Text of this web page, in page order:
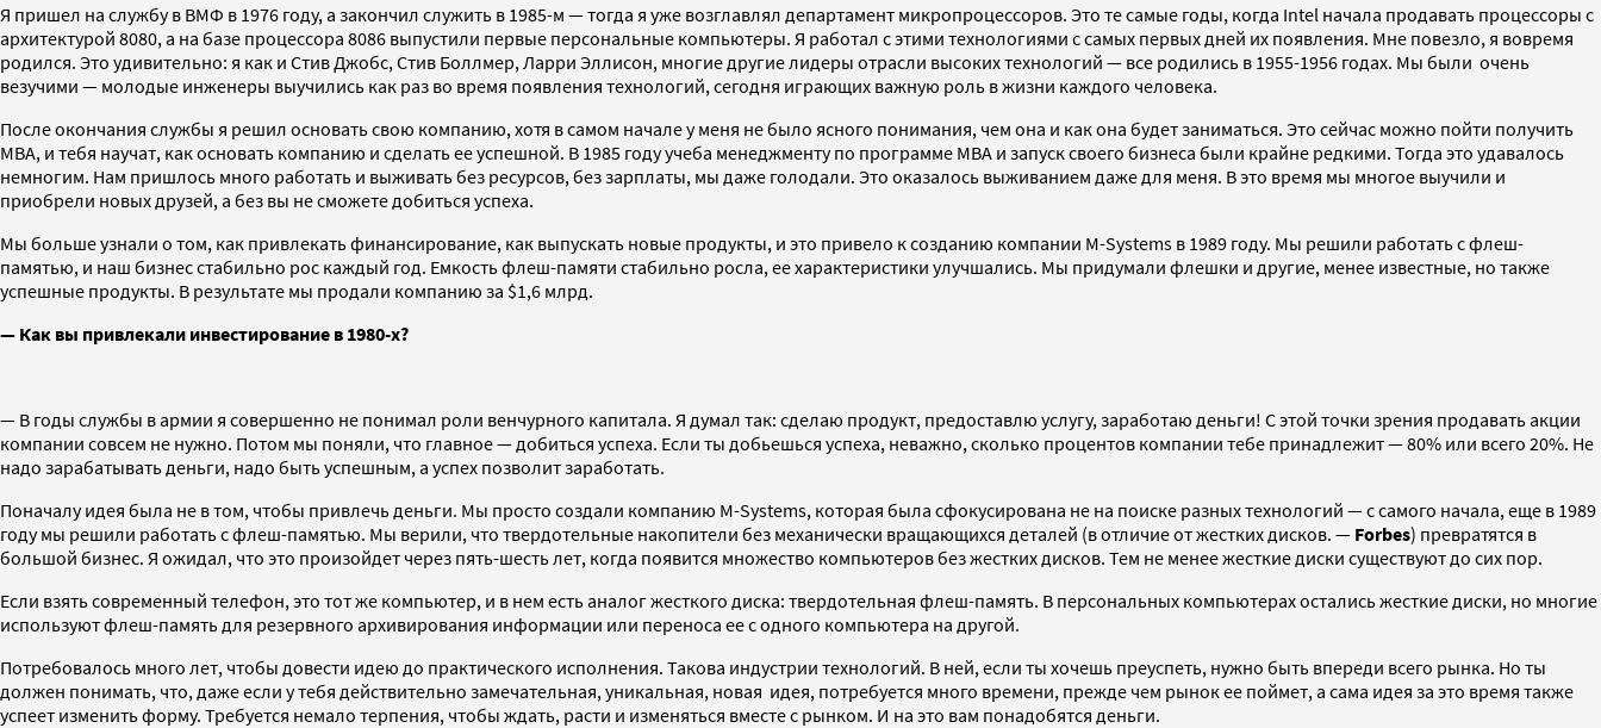
Я пришел на службу в ВМФ в 1976 году, а закончил служить в 1985-м — тогда я уже возглавлял департамент микропроцессоров. Это те самые годы, когда Intel начала продавать процессоры с
архитектурой 8080, а на базе процессора 8086 выпустили первые персональные компьютеры. Я работал с этими технологиями с самых первых дней их появления. Мне повезло, я вовремя
родился. Это удивительно: я как и Стив Джобс, Стив Боллмер, Ларри Эллисон, многие другие лидеры отрасли высоких технологий — все родились в 1955-1956 годах. Мы были очень
везучими — молодые инженеры выучились как раз во время появления технологий, сегодня играющих важную роль в жизни каждого человека.
После окончания службы я решил основать свою компанию, хотя в самом начале у меня не было ясного понимания, чем она и как она будет заниматься. Это сейчас можно пойти получить
MBA, и тебя научат, как основать компанию и сделать ее успешной. В 1985 году учеба менеджменту по программе MBA и запуск своего бизнеса были крайне редкими. Тогда это удавалось
немногим. Нам пришлось много работать и выживать без ресурсов, без зарплаты, мы даже голодали. Это оказалось выживанием даже для меня. В это время мы многое выучили и
приобрели новых друзей, а без вы не сможете добиться успеха.
Мы больше узнали о том, как привлекать финансирование, как выпускать новые продукты, и это привело к созданию компании M-Systems в 1989 году. Мы решили работать с флеш-
памятью, и наш бизнес стабильно рос каждый год. Емкость флеш-памяти стабильно росла, ее характеристики улучшались. Мы придумали флешки и другие, менее известные, но также
успешные продукты. В результате мы продали компанию за $1,6 млрд.
— Как вы привлекали инвестирование в 1980-х?
— В годы службы в армии я совершенно не понимал роли венчурного капитала. Я думал так: сделаю продукт, предоставлю услугу, заработаю деньги! С этой точки зрения продавать акции
компании совсем не нужно. Потом мы поняли, что главное — добиться успеха. Если ты добьешься успеха, неважно, сколько процентов компании тебе принадлежит — 80% или всего 20%. Не
надо зарабатывать деньги, надо быть успешным, а успех позволит заработать.
Поначалу идея была не в том, чтобы привлечь деньги. Мы просто создали компанию M-Systems, которая была сфокусирована не на поиске разных технологий — с самого начала, еще в 1989
году мы решили работать с флеш-памятью. Мы верили, что твердотельные накопители без механически вращающихся деталей (в отличие от жестких дисков. — Forbes) превратятся в
большой бизнес. Я ожидал, что это произойдет через пять-шесть лет, когда появится множество компьютеров без жестких дисков. Тем не менее жесткие диски существуют до сих пор.
Если взять современный телефон, это тот же компьютер, и в нем есть аналог жесткого диска: твердотельная флеш-память. В персональных компьютерах остались жесткие диски, но многие
используют флеш-память для резервного архивирования информации или переноса ее с одного компьютера на другой.
Потребовалось много лет, чтобы довести идею до практического исполнения. Такова индустрии технологий. В ней, если ты хочешь преуспеть, нужно быть впереди всего рынка. Но ты
должен понимать, что, даже если у тебя действительно замечательная, уникальная, новая идея, потребуется много времени, прежде чем рынок ее поймет, а сама идея за это время также
успеет изменить форму. Требуется немало терпения, чтобы ждать, расти и изменяться вместе с рынком. И на это вам понадобятся деньги.